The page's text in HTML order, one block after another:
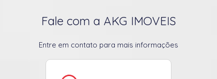
Fale com a AKG IMOVEIS
Entre em contato para mais informações